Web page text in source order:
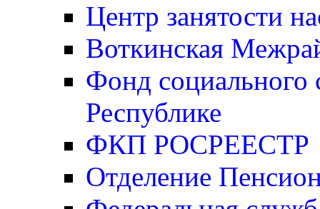
Центр занятости
Воткинская
Фонд социального
Республике
ФКП РОСРЕЕСТР
Отделение